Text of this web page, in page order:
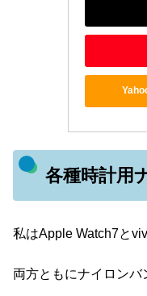
各種時計用
私はApple Watch7と
両方ともにナイロンバ